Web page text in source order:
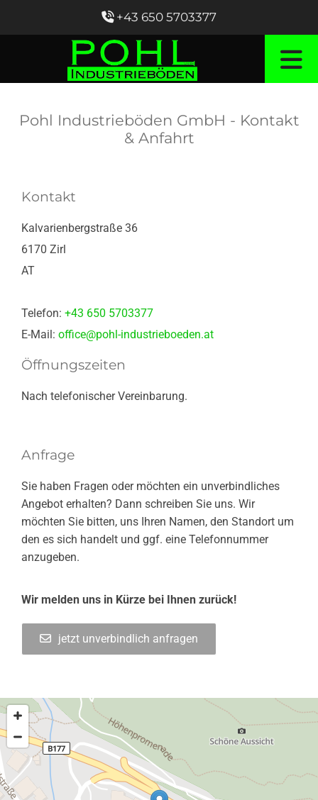
 +43 650 5703377
Pohl Industrieböden GmbH - Kontakt
& Anfahrt
Kontakt
Kalvarienbergstraße 36
6170 Zirl
AT
Telefon: +43 650 5703377
E-Mail: office@pohl-industrieboeden.at
Öffnungszeiten
Nach telefonischer Vereinbarung.
Anfrage
Sie haben Fragen oder möchten ein unverbindliches
Angebot erhalten? Dann schreiben Sie uns. Wir
möchten Sie bitten, uns Ihren Namen, den Standort um
den es sich handelt und ggf. eine Telefonnummer
anzugeben.
Wir melden uns in Kürze bei Ihnen zurück!
jetzt unverbindlich anfragen